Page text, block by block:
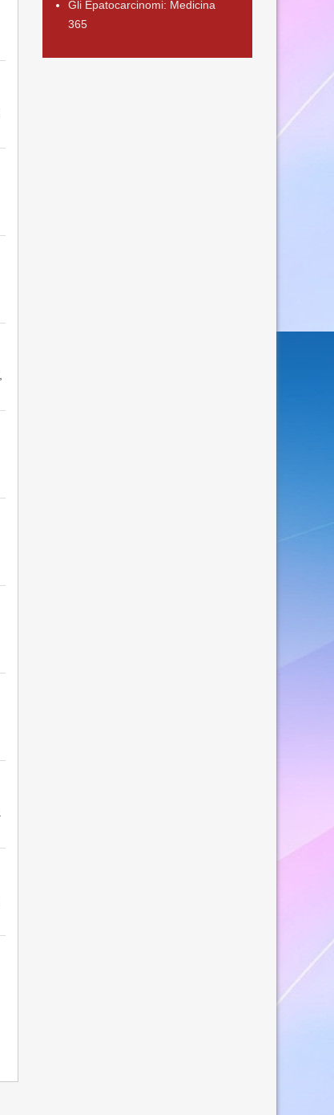
Gli Epatocarcinomi: Medicina
365